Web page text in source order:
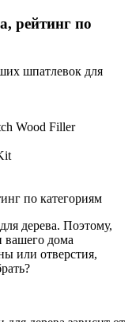
рейтинг по
шпатлевок для
дерева. Поэтому,
вашего дома
или отверстия,